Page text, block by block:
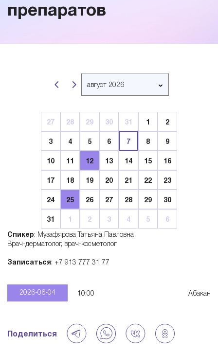
а
р
—
препаратов
Спикер: Музафярова Татьяна Павловна
Врач-дерматолог, врач-косметолог
Записаться: +7 913 777 31 77
2026-06-04 10:00 Абакан
Поделиться
август 2026
май 2026
июнь 2026
июль 2026
август 2026
октябрь 2026
ноябрь 2026
декабрь 2026
январь 2027
27 28 29 30 31 1 2
3 4 5 6 7 8 9
10 11 12 13 14 15 16
17 18 19 20 21 22 23
24 25 26 27 28 29 30
31 1 2 3 4 5 6